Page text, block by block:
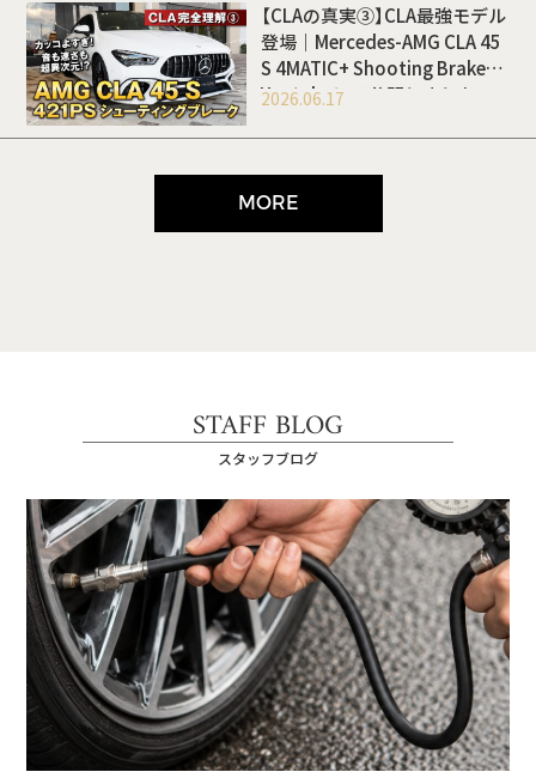
【CLAの真実③】CLA最強モデル
登場｜Mercedes-AMG CLA 45
S 4MATIC+ Shooting Brakeを
Youtubeにて公開しました
2026.06.17
MORE
STAFF BLOG
スタッフブログ